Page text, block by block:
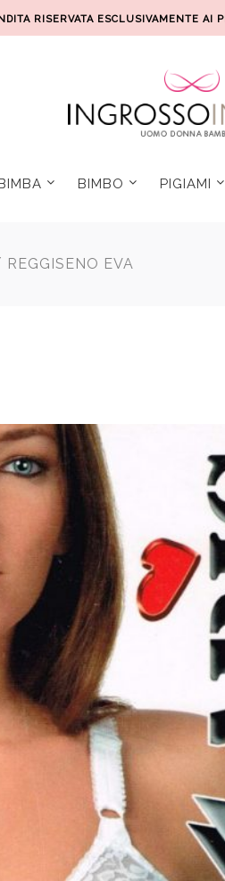
RISERVATA ESCLUSIVAMENTE AI
BIMBO PIGIAMI
REGGISENO EVA